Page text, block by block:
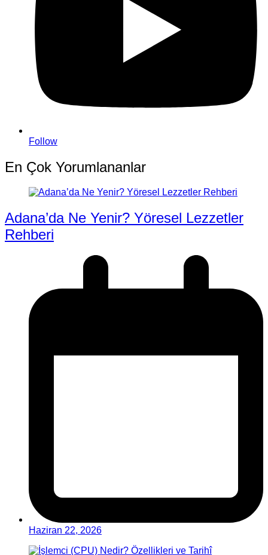
Follow
En Çok Yorumlananlar
Adana’da Ne Yenir? Yöresel Lezzetler
Rehberi
Haziran 22, 2026